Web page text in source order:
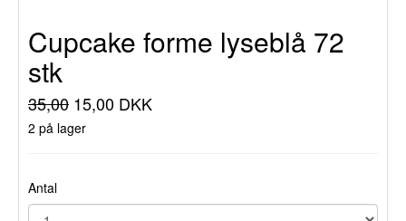
Cupcake forme lyseblå 72
stk
35,00 15,00 DKK
2 på lager
Antal